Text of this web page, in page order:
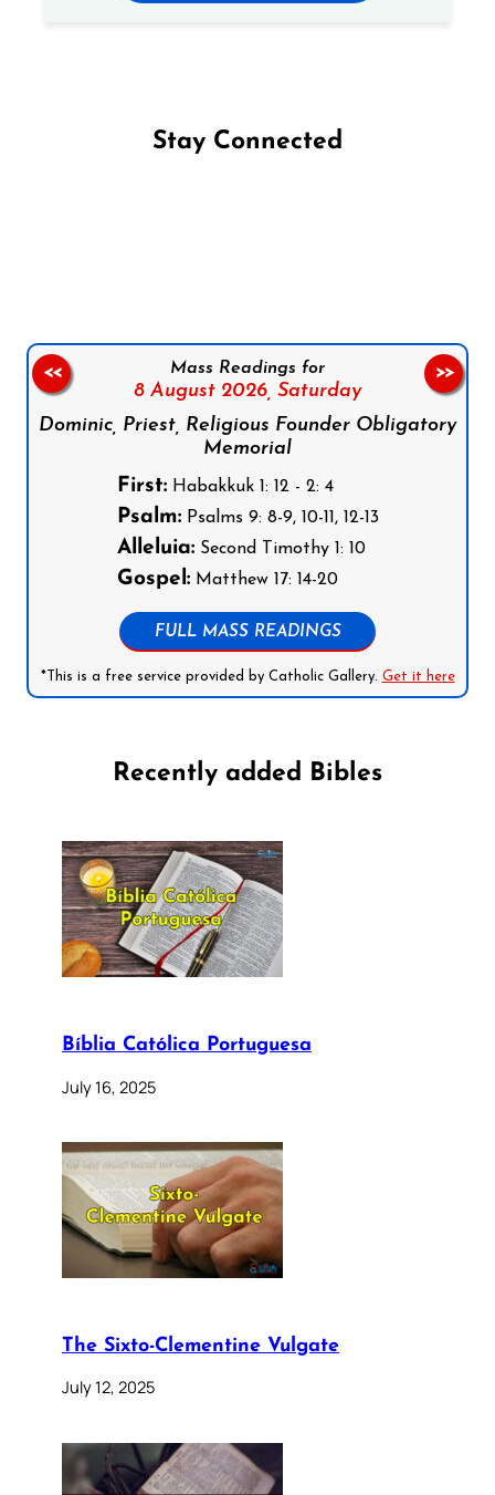
Stay Connected
Mass Readings for
8 August 2026, Saturday
Dominic, Priest, Religious Founder Obligatory
Memorial
First:Habakkuk 1: 12 - 2: 4
Psalm:Psalms 9: 8-9, 10-11, 12-13
Alleluia:Second Timothy 1: 10
Gospel:Matthew 17: 14-20
FULL MASS READINGS
*This is a free service provided by Catholic Gallery. Get it here
<< >>
Recently added Bibles
Bíblia Católica Portuguesa
July 16, 2025
The Sixto-Clementine Vulgate
July 12, 2025